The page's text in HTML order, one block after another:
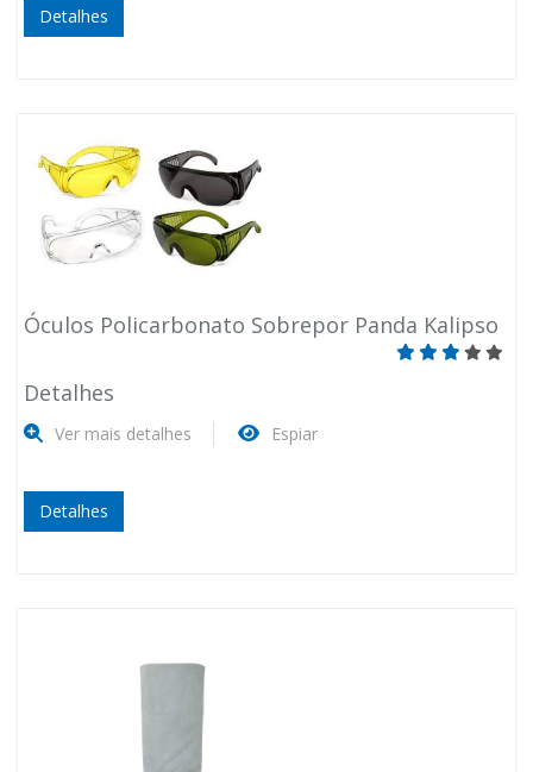
Detalhes
Óculos Policarbonato Sobrepor Panda Kalipso
Detalhes
Ver mais detalhes Espiar
Detalhes